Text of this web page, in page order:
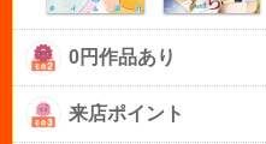
0円作品あり
来店ポイント